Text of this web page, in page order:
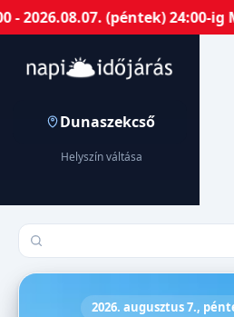
(péntek) 24:00-ig
Dunaszekcső
Helyszín váltása
Település keresése
2026. augusztus 7.,